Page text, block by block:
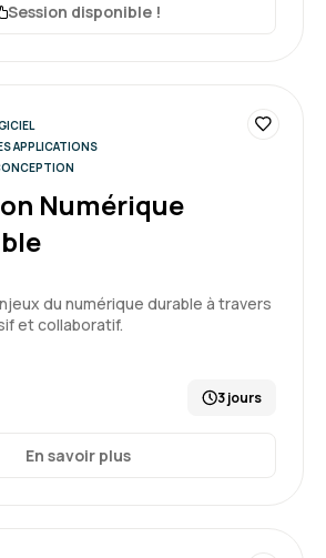
Session disponible !
APPLICATIONS
Numérique
du numérique durable à travers
et collaboratif.
3 jours
En savoir plus